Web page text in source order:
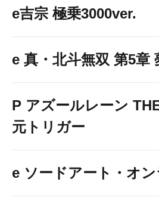
e吉宗 極乗3000ver.
e 真・北斗無双 第5章
P アズールレーン
元トリガー
e ソードアート・オ